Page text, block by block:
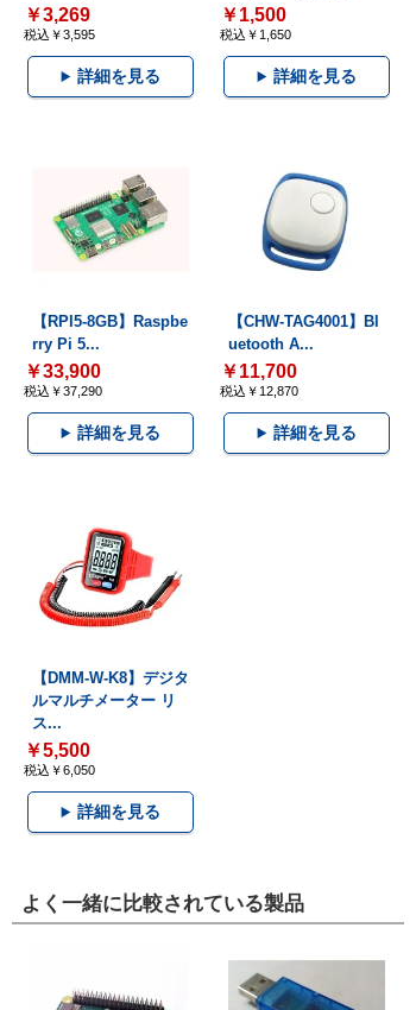
￥3,269
税込￥3,595
詳細を見る
￥1,500
税込￥1,650
詳細を見る
【RPI5-8GB】Raspbe
rry Pi 5...
￥33,900
税込￥37,290
詳細を見る
【CHW-TAG4001】Bl
uetooth A...
￥11,700
税込￥12,870
詳細を見る
【DMM-W-K8】デジタ
ルマルチメーター リ
ス...
￥5,500
税込￥6,050
詳細を見る
よく一緒に比較されている製品